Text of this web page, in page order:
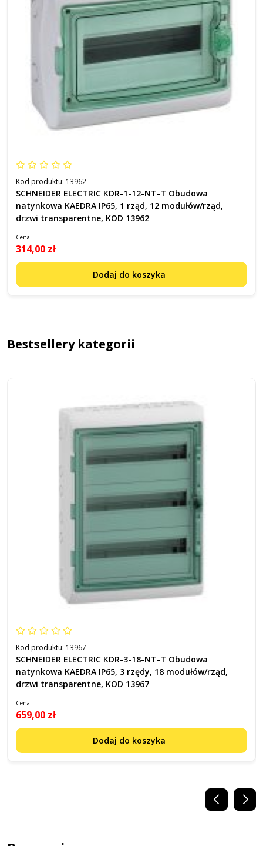
Kod produktu: 13962
SCHNEIDER ELECTRIC KDR-1-12-NT-T Obudowa
natynkowa KAEDRA IP65, 1 rząd, 12 modułów/rząd,
drzwi transparentne, KOD 13962
Cena
314,00 zł
Dodaj do koszyka
Bestsellery kategorii
Kod produktu: 13967
SCHNEIDER ELECTRIC KDR-3-18-NT-T Obudowa
natynkowa KAEDRA IP65, 3 rzędy, 18 modułów/rząd,
drzwi transparentne, KOD 13967
Cena
659,00 zł
Dodaj do koszyka